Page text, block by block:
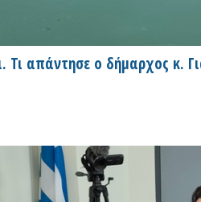
απάντησε ο δήμαρχος κ.